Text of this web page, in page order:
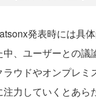
発表時には具
、ユーザーとの議
ラウドやオンプレミ
力していくとあら